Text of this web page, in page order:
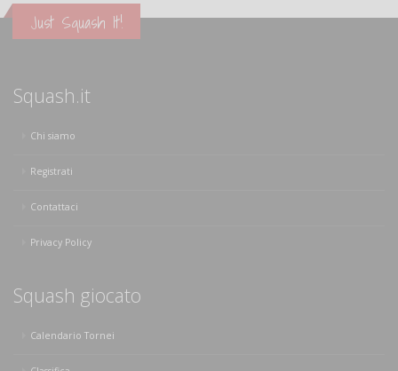
Just Squash It!
Squash.it
Chi siamo
Registrati
Contattaci
Privacy Policy
Squash giocato
Calendario Tornei